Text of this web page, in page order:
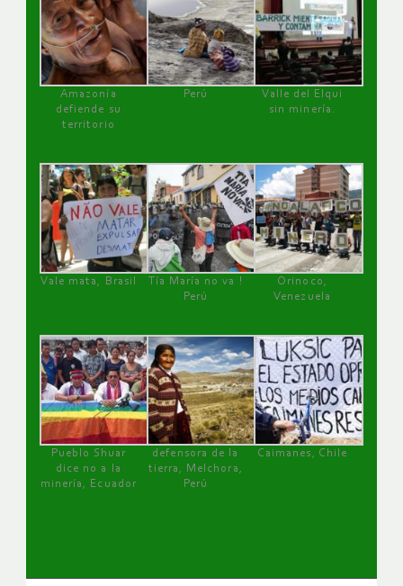
Amazonía
defiende su
territorio
Perú
Valle del Elqui
sin minería.
Vale mata, Brasil
Tía María no va !
Perú
Orinoco,
Venezuela
Pueblo Shuar
dice no a la
minería, Ecuador
defensora de la
tierra, Melchora,
Perú
Caimanes, Chile